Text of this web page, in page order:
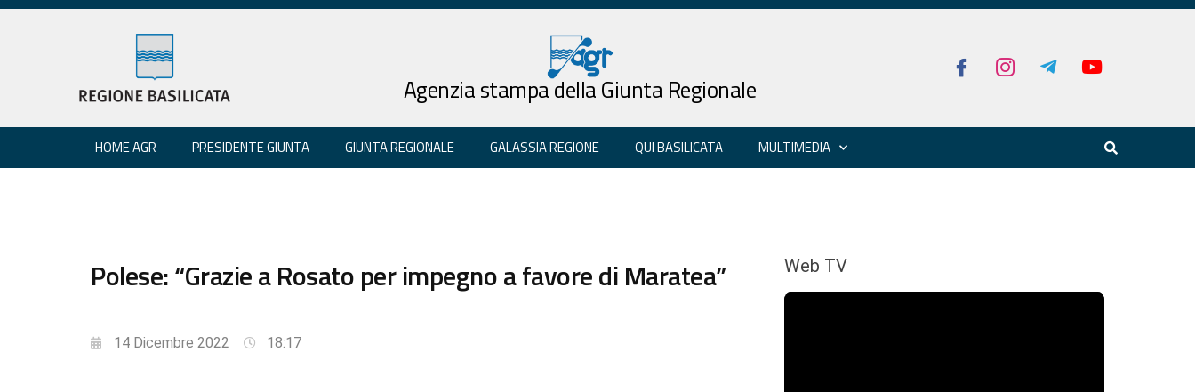
Agenzia stampa della Giunta Regionale
HOME AGR PRESIDENTE GIUNTA GIUNTA REGIONALE GALASSIA REGIONE QUI BASILICATA MULTIMEDIA
Polese: “Grazie a Rosato per impegno a favore di Maratea”
14 Dicembre 2022 18:17
Web TV